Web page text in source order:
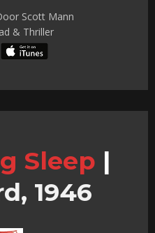
Scott Mann
& Thriller
Sleep |
1946